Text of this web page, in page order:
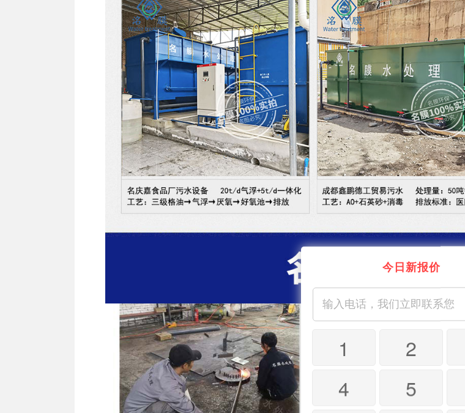
今日新报价
1 2
4
5